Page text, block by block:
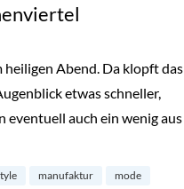
heiligen Abend. Da klopft das
etwas schneller,
eventuell auch ein wenig aus
manufaktur
mode